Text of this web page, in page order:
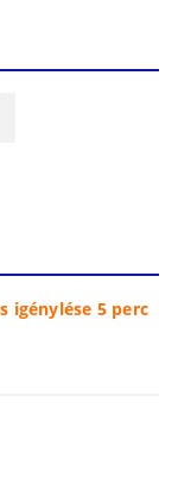
igénylése 5 perc